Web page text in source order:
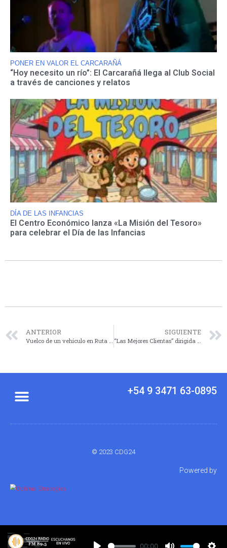
PONER EN VALOR EL CARCARAÑÁ
“Hoy necesito un río”: El Carcarañá llega al Club Social
a través de canciones y relatos
DÍA DE LAS INFANCIAS
El Centro Económico lanza «La Misión del Tesoro»
para celebrar el Día de las Infancias
ANTERIOR SIGUIENTE
+54 9 3471 63-0895
© 2023 CDG24
Powered by
00:00